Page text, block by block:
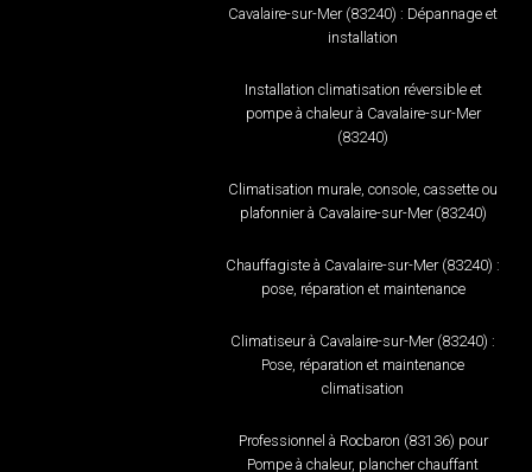
Cavalaire-sur-Mer (83240) : Dépannage et
installation
Installation climatisation réversible et
pompe à chaleur à Cavalaire-sur-Mer
(83240)
Climatisation murale, console, cassette ou
plafonnier à Cavalaire-sur-Mer (83240)
Chauffagiste à Cavalaire-sur-Mer (83240) :
pose, réparation et maintenance
Climatiseur à Cavalaire-sur-Mer (83240) :
Pose, réparation et maintenance
climatisation
Professionnel à Rocbaron (83136) pour
Pompe à chaleur, plancher chauffant